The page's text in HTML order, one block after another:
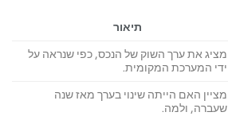
תיאור
מציג את ערך השוק של הנכס, כפי שנראה על
ידי המערכת המקומית.
מציין האם הייתה שינוי בערך מאז שנה
שעברה, ולמה.